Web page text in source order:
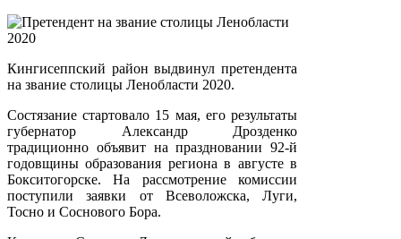
Кингисеппский район выдвинул претендента
на звание столицы Ленобласти 2020.
Состязание стартовало 15 мая, его результаты
губернатор Александр Дрозденко
традиционно объявит на праздновании 92-й
годовщины образования региона в августе в
Бокситогорске. На рассмотрение комиссии
поступили заявки от Всеволожска, Луги,
Тосно и Соснового Бора.